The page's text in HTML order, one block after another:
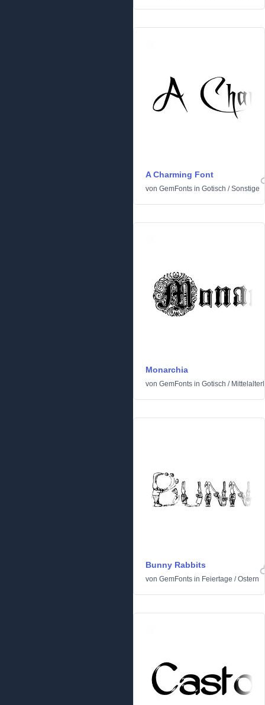
A Charming Font
von GemFonts in Gotisch /Sonstige
Monarchia
von GemFonts in Gotisch /
Bunny Rabbits
von GemFonts in Feiertage /Ostern